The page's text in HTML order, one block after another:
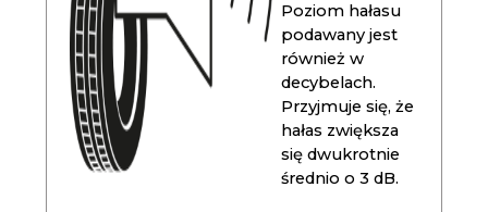
Poziom hałasu
podawany jest
również w
decybelach.
Przyjmuje się, że
hałas zwiększa
się dwukrotnie
średnio o 3 dB.